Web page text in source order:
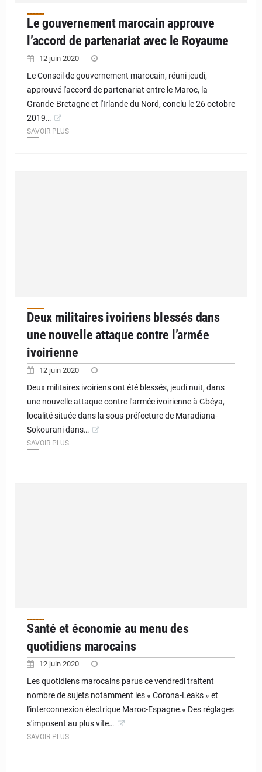
Le gouvernement marocain approuve
l’accord de partenariat avec le Royaume
12 juin 2020
Le Conseil de gouvernement marocain, réuni jeudi,
approuvé l'accord de partenariat entre le Maroc, la
Grande-Bretagne et l'Irlande du Nord, conclu le 26 octobre
2019…
SAVOIR PLUS
Deux militaires ivoiriens blessés dans
une nouvelle attaque contre l’armée
ivoirienne
12 juin 2020
Deux militaires ivoiriens ont été blessés, jeudi nuit, dans
une nouvelle attaque contre l'armée ivoirienne à Gbéya,
localité située dans la sous-préfecture de Maradiana-
Sokourani dans…
SAVOIR PLUS
Santé et économie au menu des
quotidiens marocains
12 juin 2020
Les quotidiens marocains parus ce vendredi traitent
nombre de sujets notamment les « Corona-Leaks » et
l'interconnexion électrique Maroc-Espagne.« Des réglages
s'imposent au plus vite…
SAVOIR PLUS